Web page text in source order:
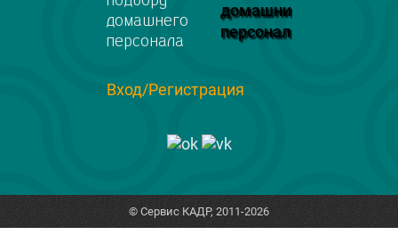
домашний
персонал
Вход/Регистрация
© Сервис КАДР, 2011-2026